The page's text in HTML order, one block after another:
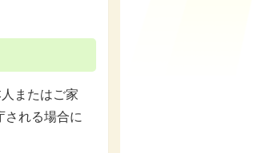
またはご家
される場合に